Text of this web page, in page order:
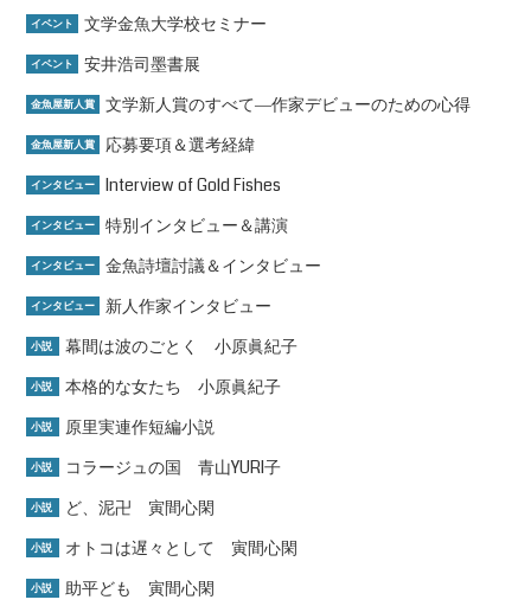
イベント 文学金魚大学校セミナー
イベント 安井浩司墨書展
金魚屋新人賞 文学新人賞のすべて―作家デビューのための心得
金魚屋新人賞 応募要項＆選考経緯
インタビュー Interview of Gold Fishes
インタビュー 特別インタビュー＆講演
インタビュー 金魚詩壇討議＆インタビュー
インタビュー 新人作家インタビュー
小説 幕間は波のごとく 小原眞紀子
小説 本格的な女たち 小原眞紀子
小説 原里実連作短編小説
小説 コラージュの国 青山YURI子
小説 ど、泥卍 寅間心閑
小説 オトコは遅々として 寅間心閑
小説 助平ども 寅間心閑